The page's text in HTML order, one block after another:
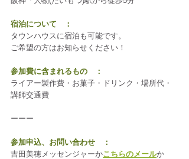
宿泊について　：
タウンハウスに宿泊も可能です。
ご希望の方はお知らせください！
参加費に含まれるもの　：
ライアー製作費・お菓子・ドリンク・場所代・
講師交通費
ーーー
参加申込、お問い合わせ　：
吉田美穂メッセンジャーかこちらのメールか